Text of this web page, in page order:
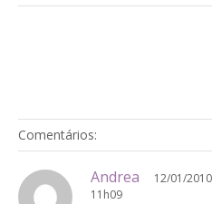
Comentários:
Andrea
12/01/
11h09